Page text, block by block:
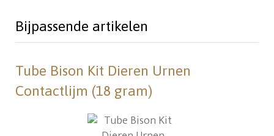
Bijpassende artikelen
Tube Bison Kit Dieren Urnen
Contactlijm (18 gram)